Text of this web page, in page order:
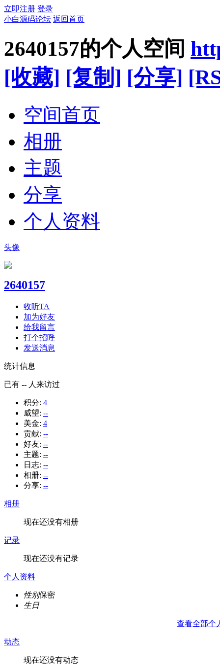
立即注册 登录
小白源码论坛 返回首页
2640157的个人空间
[收藏] [复制] [分享]
空间首页
相册
主题
分享
个人资料
头像
2640157
收听TA
加为好友
给我留言
打个招呼
发送消息
统计信息
已有 -- 人来访过
积分: 4
威望: --
美金: 4
贡献: --
好友: --
主题: --
日志: --
相册: --
分享: --
相册
现在还没有相册
记录
现在还没有记录
个人资料
性别保密
生日
查看全部个
动态
现在还没有动态